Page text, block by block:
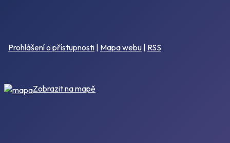
Prohlášení o přístupnosti Mapa webu RSS
Zobrazit na mapě